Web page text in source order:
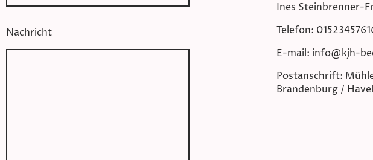
Nachricht
Ines Steinbrenner-
Telefon:
E-mail: info@kjh-
Postanschrift:
Brandenburg / Havel